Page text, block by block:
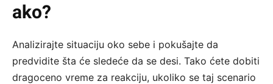
ako?
Analizirajte situaciju oko sebe i pokušajte da
predvidite šta će sledeće da se desi. Tako ćete dobiti
dragoceno vreme za reakciju, ukoliko se taj scenario